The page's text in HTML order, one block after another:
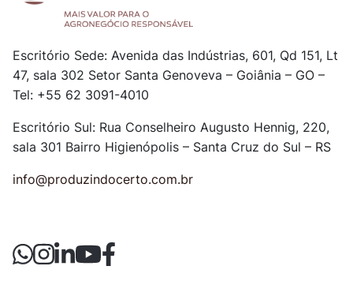
Escritório Sede: Avenida das Indústrias, 601, Qd 151, Lt
47, sala 302 Setor Santa Genoveva – Goiânia – GO –
Tel: +55 62 3091-4010
Escritório Sul: Rua Conselheiro Augusto Hennig, 220,
sala 301 Bairro Higienópolis – Santa Cruz do Sul – RS
info@produzindocerto.com.br